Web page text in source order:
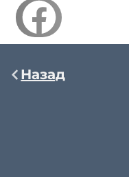
Назад